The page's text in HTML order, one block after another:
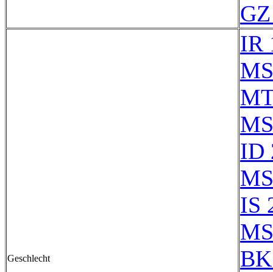
Geschlecht
IR
ID
IS